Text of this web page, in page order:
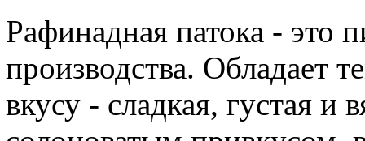
Рафинадная патока - это
производства. Обладает
вкусу - сладкая, густая и